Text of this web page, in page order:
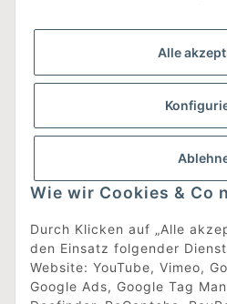
Alle
Wie wir Cookies & Co
Durch Klicken auf „Alle
den Einsatz folgender
Website: YouTube, Vimeo,
Google Ads, Google Tag
Gesetzliche Informationen
Was ist DesignEdit_?
Eine Online-Boutique für
Ausgewählte Designer-Möbel
gebrauchte Designklassiker, die
unbekannter Manufakturen und
aller Welt sowie ein Blogazine
Inspiration.
Für alle, die nach dem
[mehr erfahren]